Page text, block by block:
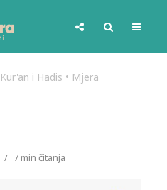
Kur'an i Hadis • Mjera
7 min čitanja